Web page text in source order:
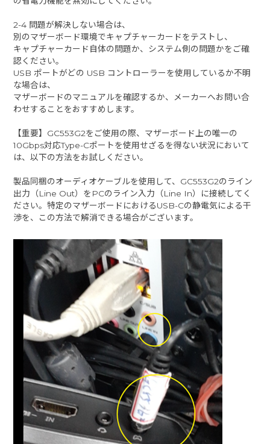
2-4 問題が解決しない場合は、
別のマザーボード環境でキャプチャーカードをテストし、
キャプチャーカード自体の問題か、システム側の問題かをご確
認ください。
USB ポートがどの USB コントローラーを使用しているか不明
な場合は、
マザーボードのマニュアルを確認するか、メーカーへお問い合
わせすることをおすすめします。
【重要】GC553G2をご使用の際、マザーボード上の唯一の
10Gbps対応Type-Cポートを使用せざるを得ない状況において
は、以下の方法をお試しください。
製品同梱のオーディオケーブルを使用して、GC553G2のライン
出力（Line Out）をPCのライン入力（Line In）に接続してく
ださい。特定のマザーボードにおけるUSB-Cの静電気による干
渉を、この方法で解消できる場合がございます。